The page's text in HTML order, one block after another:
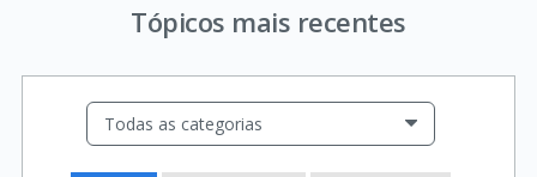
Tópicos mais recentes
Todas as categorias